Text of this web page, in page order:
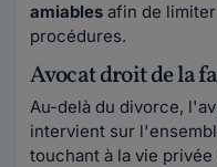
amiables afin de
procédures.
Avocat droit de la
Au-delà du divorce,
intervient sur
touchant à la vie